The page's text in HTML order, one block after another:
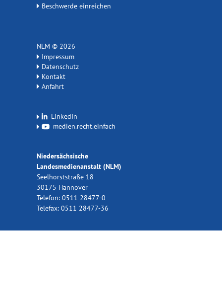
Beschwerde einreichen
NLM © 2026
Impressum
Datenschutz
Kontakt
Anfahrt
LinkedIn
medien.recht.einfach
Niedersächsische
Landesmedienanstalt (NLM)
Seelhorststraße 18
30175 Hannover
Telefon: 0511 28477-0
Telefax: 0511 28477-36